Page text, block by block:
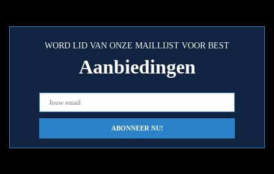
WORD LID VAN ONZE MAILLIJST VOOR BEST
Aanbiedingen